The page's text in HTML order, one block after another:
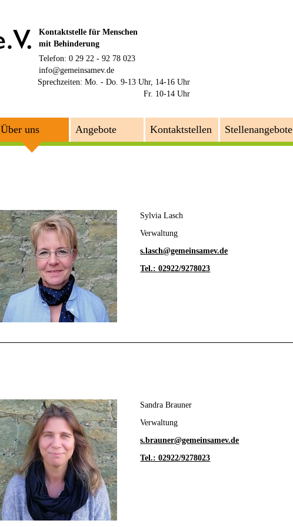
Kontaktstelle für Menschen
mit Behinderung
Telefon: 0 29 22 - 92 78 023
info@gemeinsamev.de
Sprechzeiten: Mo. - Do. 9-13 Uhr, 14-16 Uhr
Fr. 10-14 Uhr
Über uns Angebote Kontaktstellen Stellenangebote
Sylvia Lasch
Verwaltung
s.lasch@gemeinsamev.de
Tel.: 02922/9278023
Sandra Brauner
Verwaltung
s.brauner@gemeinsamev.de
Tel.: 02922/9278023